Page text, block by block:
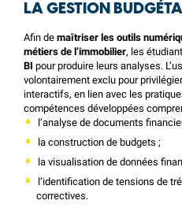
LA GESTION
Afin de maîtriser les outils
métiers de l’immobilier, les
BI pour produire leurs analyses.
volontairement exclu pour
interactifs, en lien avec les
compétences développées
l’analyse de documents
la construction de budgets ;
la visualisation de données
l’identification de tensions de
correctives.